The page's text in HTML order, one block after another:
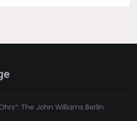
The John Williams Berlin